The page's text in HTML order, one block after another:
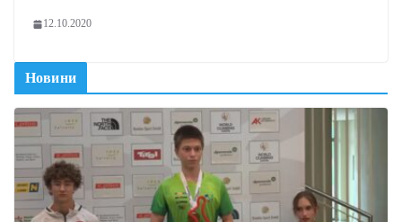
12.10.2020
Новини